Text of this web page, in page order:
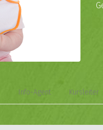
Info-Agent Kursleiter